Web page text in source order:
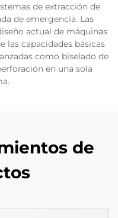
de extracción de
de emergencia. Las
actual de máquinas
las capacidades básicas
como biselado de
en una sola
de